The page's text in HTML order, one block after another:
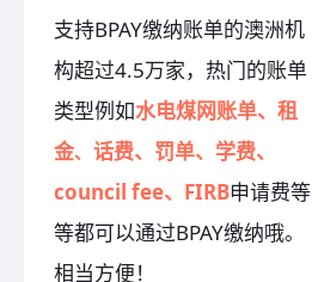
支持BPAY缴纳账单的澳洲机
构超过4.5万家，热门的账单
类型例如水电煤网账单、租
金、 话费、罚单、学费、
council fee、FIRB申请费等
等都可以通过BPAY缴纳哦。
相当方便！